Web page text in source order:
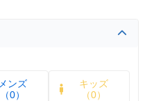
メンズ
（0）
キッズ
（0）